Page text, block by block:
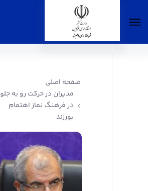
صفحه اصلی
مدیران در حرکت رو به جلو
در فرهنگ نماز اهتمام
بورزند